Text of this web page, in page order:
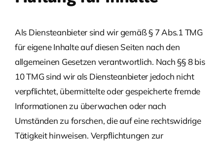
Als Diensteanbieter sind wir gemäß § 7 Abs.1 TMG
für eigene Inhalte auf diesen Seiten nach den
allgemeinen Gesetzen verantwortlich. Nach §§ 8 bis
10 TMG sind wir als Diensteanbieter jedoch nicht
verpflichtet, übermittelte oder gespeicherte fremde
Informationen zu überwachen oder nach
Umständen zu forschen, die auf eine rechtswidrige
Tätigkeit hinweisen. Verpflichtungen zur